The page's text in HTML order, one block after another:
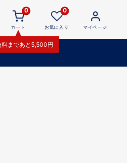
0
カート
料まであと 5,500円
0
お気に入り マイページ